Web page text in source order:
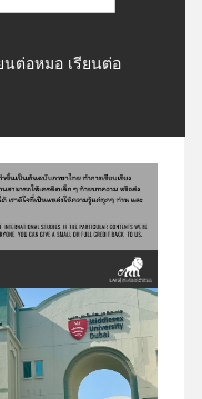
นต่อหมอ เรียนต่อ